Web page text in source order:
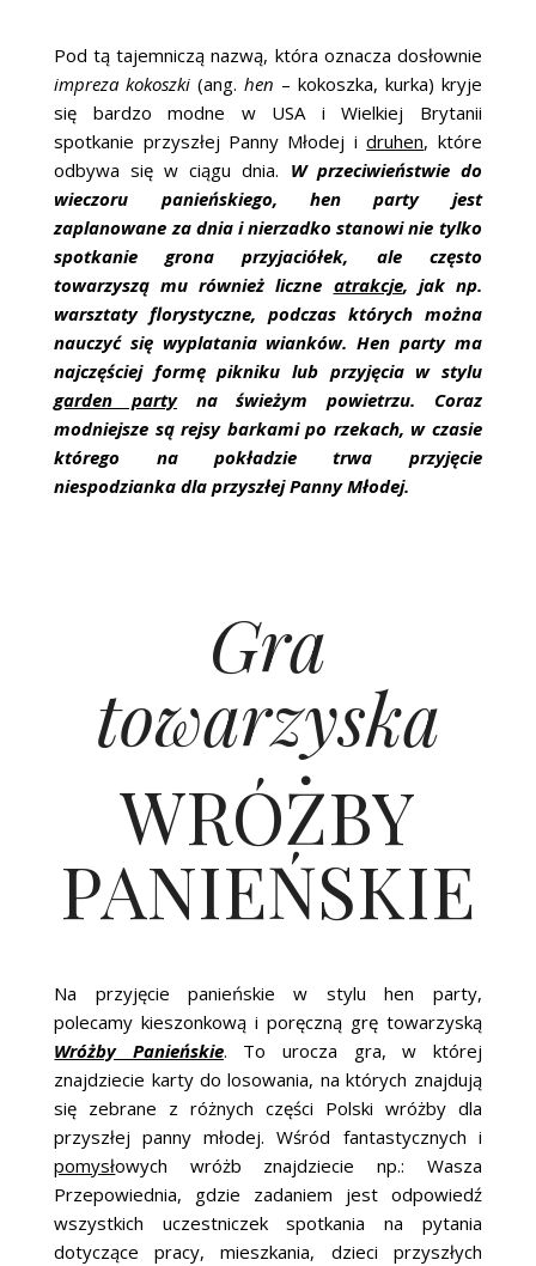
Pod tą tajemniczą nazwą, która oznacza dosłownie
impreza kokoszki (ang.hen – kokoszka, kurka) kryje
się bardzo modne w USA i Wielkiej Brytanii
spotkanie przyszłej Panny Młodej idruhen, które
odbywa się w ciągu dnia. W przeciwieństwie do
wieczoru panieńskiego, hen party jest
zaplanowane za dnia i nierzadko stanowi nie tylko
spotkanie grona przyjaciółek, ale często
towarzyszą mu również liczne atrakcje, jak np.
warsztaty florystyczne, podczas których można
nauczyć się wyplatania wianków. Hen party ma
najczęściej formę pikniku lub przyjęcia w stylu
garden partyna świeżym powietrzu. Coraz
modniejsze są rejsy barkami po rzekach, w czasie
którego na pokładzie trwa przyjęcie
niespodzianka dla przyszłej Panny Młodej.
Gra
towarzyska
WRÓŻBY
PANIEŃSKIE
Na przyjęcie panieńskie w stylu hen party,
polecamy kieszonkową i poręczną grę towarzyską
Wróżby Panieńskie. To urocza gra, w której
znajdziecie karty do losowania, na których znajdują
się zebrane z różnych części Polski wróżby dla
przyszłej panny młodej. Wśród fantastycznych i
pomysłowych wróżb znajdziecie np.: Wasza
Przepowiednia, gdzie zadaniem jest odpowiedź
wszystkich uczestniczek spotkania na pytania
dotyczące pracy, mieszkania, dzieci przyszłych